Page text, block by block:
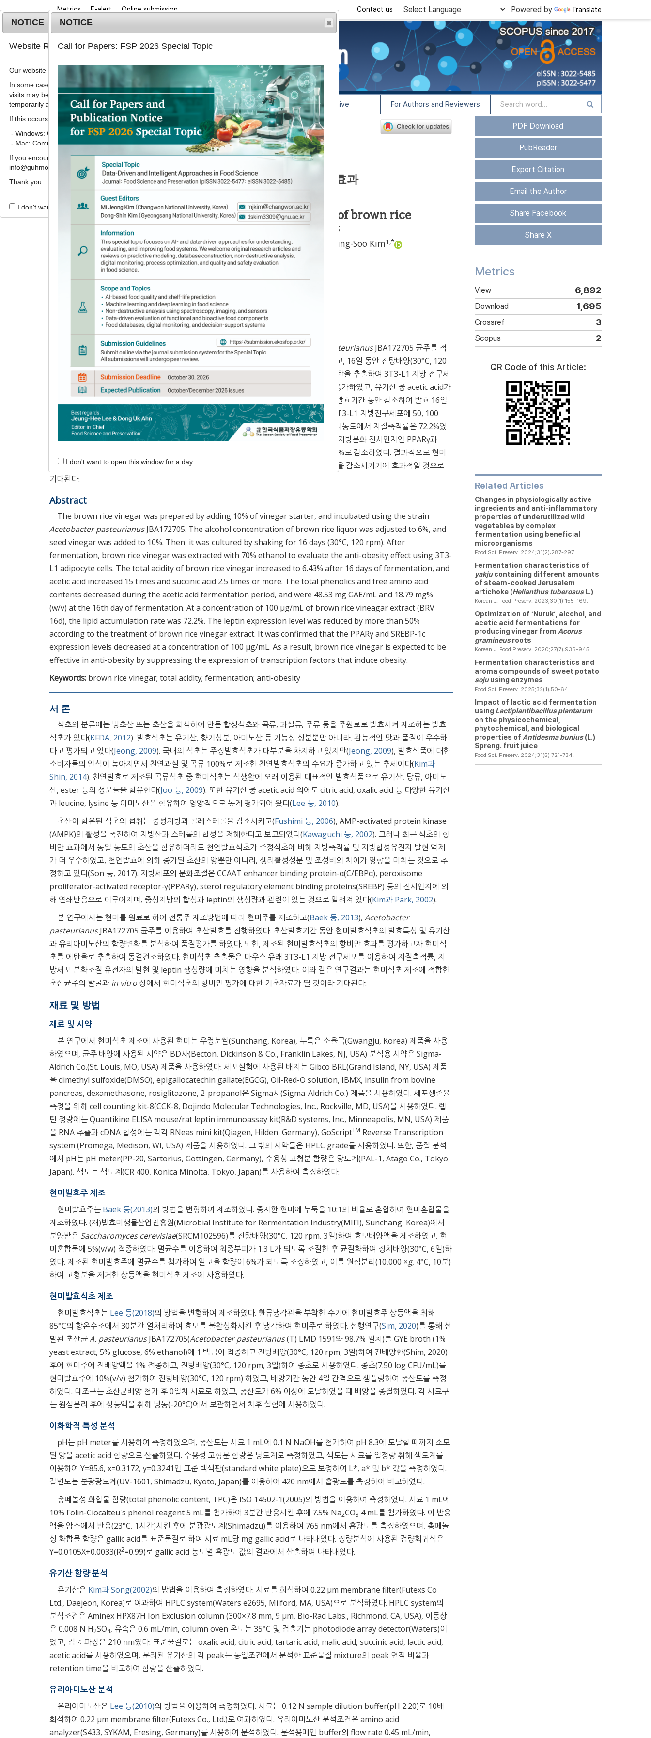
Metrics E-alert Online submission Powered by Translate
Contact us
Home Journal Info Article Archive For Authors and Reviewers
Korean J. Food Preserv.2021;28 (3):
425
pISSN: 1738-7248, eISSN: 2287-7428
DOI:https://doi.org/10.11002/kjfp.2021.28.3.416
Article
현미발효식초의 발효특성 및 3T3-L1 지방세포 분화억제 효과
1 오현화1,정도연 2 1 1,*
Fermentation characteristics and inhibitory effect of brown rice
vinegar on adipocyte differentiation in 3T3-L1 cells
Eun Ah Sim ,Hyeon Hwa Oh1,Do Youn Jeong2,Geun-Seoup Song Young-Soo Kim1 ,*
Author Information & Copyright▼
Received:Jan 15, 2021; Revised:Mar 22, 2021; Accepted:Mar 23, 2021
Published Online: Jun 30, 2021
현미를 주원료로 하여 누룩과 효모를 이용하여 현미주를 제조하였고,Acetobacter pasteurianusJBA172705 균주를 적
용하여 종초를 제조하였다. 현미주의 알코올 농도는 6%로 조정하여 종초를 10% 첨가하였고, 16일 동안 진탕배양(30°C, 120
rpm)하여 발효기간에 따른 발효특성을 분석하였다. 또한 초산발효 16일차 시료를 70% 에탄올 추출하여 3T3-L1 지방 전구세
포를 이용한 항비만 효과를 평가하였다. 현미발효식초는 발효 16일 후 총산도가 6.43%로 증가하였고, 유기산 중 acetic acid가
15배, succinic acid가 2.5배 이상 증가하였다. 총페놀성 함량과 유리아미노산 함량은 초산발효기간 동안 감소하여 발효 16일
차에 각각 48.53 mg GAE/mL와 18.79 mg%(w/v)였다. 현미식초 발효 16일차 추출물을 3T3-L1 지방전구세포에 50, 100
μg/mL의 농도로 처리하였을 때, 농도 의존적으로 지질축적률이 감소하여 100 μg/mL 처리농도에서 지질축적률은 72.2%였
다. 렙틴 농도는 비처리구에 비해 50% 이상 감소하였지만 농도 의존적인 유의차는 없었다. 지방분화 전사인자인 PPARγ과
SREBP-1c 발현량은 BRV 16d(100 μg/mL) 처리 시 비처리구에 비해 각각 81.35%와 74.5%로 감소하였다. 결과적으로 현미
식초 추출물인 BRV 16d의 항비만 효과는 지질축적을 억제하고 지방분화 전사인자의 발현을 감소시키기에 효과적일 것으로
기대된다.
Abstract
The brown rice vinegar was prepared by adding 10% of vinegar starter, and incubated using the strain
Acetobacter pasteurianusJBA172705. The alcohol concentration of brown rice liquor was adjusted to 6%, and
seed vinegar was added to 10%. Then, it was cultured by shaking for 16 days (30°C, 120 rpm). After
fermentation, brown rice vinegar was extracted with 70% ethanol to evaluate the anti-obesity effect using 3T3-
L1 adipocyte cells. The total acidity of brown rice vinegar increased to 6.43% after 16 days of fermentation, and
acetic acid increased 15 times and succinic acid 2.5 times or more. The total phenolics and free amino acid
contents decreased during the acetic acid fermentation period, and were 48.53 mg GAE/mL and 18.79 mg%
(w/v) at the 16th day of fermentation. At a concentration of 100 μg/mL of brown rice vineagar extract (BRV
16d), the lipid accumulation rate was 72.2%. The leptin expression level was reduced by more than 50%
according to the treatment of brown rice vinegar extract. It was confirmed that the PPARγ and SREBP-1c
expression levels decreased at a concentration of 100 μg/mL. As a result, brown rice vinegar is expected to be
effective in anti-obesity by suppressing the expression of transcription factors that induce obesity.
Keywords: brown rice vinegar; total acidity; fermentation; anti-obesity
서 론
식초의 분류에는 빙초산 또는 초산을 희석하여 만든 합성식초와 곡류, 과실류, 주류 등을 주원료로 발효시켜 제조하는 발효
식초가 있다(KFDA, 2012). 발효식초는 유기산, 향기성분, 아미노산 등 기능성 성분뿐만 아니라, 관능적인 맛과 품질이 우수하
다고 평가되고 있다(Jeong, 2009). 국내의 식초는 주정발효식초가 대부분을 차지하고 있지만(Jeong, 2009), 발효식품에 대한
소비자들의 인식이 높아지면서 천연과실 및 곡류 100%로 제조한 천연발효식초의 수요가 증가하고 있는 추세이다(Kim과
Shin, 2014). 천연발효로 제조된 곡류식초 중 현미식초는 식생활에 오래 이용된 대표적인 발효식품으로 유기산, 당류, 아미노
산, ester 등의 성분들을 함유한다(Joo 등, 2009). 또한 유기산 중 acetic acid 외에도 citric acid, oxalic acid 등 다양한 유기산
과 leucine, lysine 등 아미노산을 함유하여 영양적으로 높게 평가되어 왔다(Lee 등, 2010).
초산이 함유된 식초의 섭취는 중성지방과 콜레스테롤을 감소시키고(Fushimi 등, 2006), AMP-activated protein kinase
(AMPK)의 활성을 촉진하여 지방산과 스테롤의 합성을 저해한다고 보고되었다(Kawaguchi 등, 2002). 그러나 최근 식초의 항
비만 효과에서 동일 농도의 초산을 함유하더라도 천연발효식초가 주정식초에 비해 지방축적률 및 지방합성유전자 발현 억제
가 더 우수하였고, 천연발효에 의해 증가된 초산의 양뿐만 아니라, 생리활성성분 및 조성비의 차이가 영향을 미치는 것으로 추
정하고 있다(Son 등, 2017). 지방세포의 분화조절은 CCAAT enhancer binding protein-α(C/EBPα), peroxisome
proliferator-activated receptor-γ(PPARγ), sterol regulatory element binding proteins(SREBP) 등의 전사인자에 의
해 연쇄반응으로 이루어지며, 중성지방의 합성과 leptin의 생성량과 관련이 있는 것으로 알려져 있다(Kim과 Park, 2002).
본 연구에서는 현미를 원료로 하여 전통주 제조방법에 따라 현미주를 제조하고(Baek 등, 2013), Acetobacter
pasteurianusJBA172705 균주를 이용하여 초산발효를 진행하였다. 초산발효기간 동안 현미발효식초의 발효특성 및 유기산
과 유리아미노산의 함량변화를 분석하여 품질평가를 하였다. 또한, 제조된 현미발효식초의 항비만 효과를 평가하고자 현미식
초를 에탄올로 추출하여 동결건조하였다. 현미식초 추출물은 마우스 유래 3T3-L1 지방 전구세포를 이용하여 지질축적률, 지
방세포 분화조절 유전자의 발현 및 leptin 생성량에 미치는 영향을 분석하였다. 이와 같은 연구결과는 현미식초 제조에 적합한
초산균주의 발굴과 in vitro상에서 현미식초의 항비만 평가에 대한 기초자료가 될 것이라 기대된다.
재료 및 방법
재료 및 시약
본 연구에서 현미식초 제조에 사용된 현미는 우렁눈쌀(Sunchang, Korea), 누룩은 소율곡(Gwangju, Korea) 제품을 사용
하였으며, 균주 배양에 사용된 시약은 BD사(Becton, Dickinson & Co., Franklin Lakes, NJ, USA) 분석용 시약은 Sigma-
Aldrich Co.(St. Louis, MO, USA) 제품을 사용하였다. 세포실험에 사용된 배지는 Gibco BRL(Grand Island, NY, USA) 제품
을 dimethyl sulfoxide(DMSO), epigallocatechin gallate(EGCG), Oil-Red-O solution, IBMX, insulin from bovine
pancreas, dexamethasone, rosiglitazone, 2-propanol은 Sigma사(Sigma-Aldrich Co.) 제품을 사용하였다. 세포생존율
측정을 위해 cell counting kit-8(CCK-8, Dojindo Molecular Technologies, Inc., Rockville, MD, USA)을 사용하였다. 렙
틴 정량에는 Quantikine ELISA mouse/rat leptin immunoassay kit(R&D systems, Inc., Minneapolis, MN, USA) 제품
을 RNA 추출과 cDNA 합성에는 각각 RNeas mini kit(Qiagen, Hilden, Germany), GoScriptTM Reverse Transcription
system (Promega, Medison, WI, USA) 제품을 사용하였다. 그 밖의 시약들은 HPLC grade를 사용하였다. 또한, 품질 분석
에서 pH는 pH meter(PP-20, Sartorius, Göttingen, Germany), 수용성 고형분 함량은 당도계(PAL-1, Atago Co., Tokyo,
Japan), 색도는 색도계(CR 400, Konica Minolta, Tokyo, Japan)를 사용하여 측정하였다.
현미발효주 제조
현미발효주는 Baek 등(2013)의 방법을 변형하여 제조하였다. 증자한 현미에 누룩을 10:1의 비율로 혼합하여 현미혼합물을
제조하였다. (재)발효미생물산업진흥원(Microbial Institute for Rermentation Industry(MIFI), Sunchang, Korea)에서
분양받은 Saccharomyces cerevisiae(SRCM102596)를 진탕배양(30°C, 120 rpm, 3일)하여 효모배양액을 제조하였고, 현
미혼합물에 5%(v/w) 접종하였다. 멸균수를 이용하여 최종부피가 1.3 L가 되도록 조절한 후 균질화하여 정치배양(30°C, 6일)하
였다. 제조된 현미발효주에 멸균수를 첨가하여 알코올 함량이 6%가 되도록 조정하였고, 이를 원심분리(10,000 ×g, 4°C, 10분)
하여 고형분을 제거한 상등액을 현미식초 제조에 사용하였다.
현미발효식초 제조
현미발효식초는 Lee 등(2018)의 방법을 변형하여 제조하였다. 환류냉각관을 부착한 수기에 현미발효주 상등액을 취해
85°C의 항온수조에서 30분간 열처리하여 효모를 불활성화시킨 후 냉각하여 현미주로 하였다. 선행연구(Sim, 2020)를 통해 선
발된 초산균A. pasteurianusJBA172705(Acetobacter pasteurianus(T) LMD 1591와 98.7% 일치)를 GYE broth (1%
yeast extract, 5% glucose, 6% ethanol)에 1 백금이 접종하고 진탕배양(30°C, 120 rpm, 3일)하여 전배양한(Shim, 2020)
후에 현미주에 전배양액을 1% 접종하고, 진탕배양(30°C, 120 rpm, 3일)하여 종초로 사용하였다. 종초(7.50 log CFU/mL)를
현미발효주에 10%(v/v) 첨가하여 진탕배양(30°C, 120 rpm) 하였고, 배양기간 동안 4일 간격으로 샘플링하여 총산도를 측정
하였다. 대조구는 초산균배양 첨가 후 0일차 시료로 하였고, 총산도가 6% 이상에 도달하였을 때 배양을 종결하였다. 각 시료구
는 원심분리 후에 상등액을 취해 냉동(-20°C)에서 보관하면서 차후 실험에 사용하였다.
이화학적 특성 분석
pH는 pH meter를 사용하여 측정하였으며, 총산도는 시료 1 mL에 0.1 N NaOH를 첨가하여 pH 8.3에 도달할 때까지 소모
된 양을 acetic acid 함량으로 산출하였다. 수용성 고형분 함량은 당도계로 측정하였고, 색도는 시료를 일정량 취해 색도계를
이용하여 Y=85.6, x=0.3172, y=0.3241인 표준 백색판(standard white plate)으로 보정하여 L*, a* 및 b* 값을 측정하였다.
갈변도는 분광광도계(UV-1601, Shimadzu, Kyoto, Japan)를 이용하여 420 nm에서 흡광도를 측정하여 비교하였다.
총페놀성 화합물 함량(total phenolic content, TPC)은 ISO 14502-1(2005)의 방법을 이용하여 측정하였다. 시료 1 mL에
10% Folin-Ciocalteu's phenol reagent 5 mL를 첨가하여 3분간 반응시킨 후에 7.5% Na2CO3 4 mL를 첨가하였다. 이 반응
액을 암소에서 반응(23°C, 1시간)시킨 후에 분광광도계(Shimadzu)를 이용하여 765 nm에서 흡광도를 측정하였으며, 총페놀
성 화합물 함량은 gallic acid를 표준물질로 하여 시료 mL당 mg gallic acid로 나타내었다. 정량분석에 사용된 검량회귀식은
Y=0.0105X+0.0033(R2=0.99)로 gallic acid 농도별 흡광도 값의 결과에서 산출하여 나타내었다.
유기산 함량 분석
유기산은 Kim과 Song(2002)의 방법을 이용하여 측정하였다. 시료를 희석하여 0.22 μm membrane filter(Futexs Co
Ltd., Daejeon, Korea)로 여과하여 HPLC system(Waters e2695, Milford, MA, USA)으로 분석하였다. HPLC system의
분석조건은 Aminex HPX87H Ion Exclusion column (300×7.8 mm, 9 μm, Bio-Rad Labs., Richmond, CA, USA), 이동상
은 0.008 N H2SO4, 유속은 0.6 mL/min, column oven 온도는 35°C 및 검출기는 photodiode array detector(Waters)이
었고, 검출 파장은 210 nm였다. 표준물질로는 oxalic acid, citric acid, tartaric acid, malic acid, succinic acid, lactic acid,
acetic acid를 사용하였으며, 분리된 유기산의 각 peak는 동일조건에서 분석한 표준물질 mixture의 peak 면적 비율과
retention time을 비교하여 함량을 산출하였다.
유리아미노산 분석
유리아미노산은 Lee 등(2010)의 방법을 이용하여 측정하였다. 시료는 0.12 N sample dilution buffer(pH 2.20)로 10배
희석하여 0.22 μm membrane filter(Futexs Co., Ltd.)로 여과하였다. 유리아미노산 분석조건은 amino acid
analyzer(S433, SYKAM, Eresing, Germany)를 사용하여 분석하였다. 분석용매인 buffer의 flow rate 0.45 mL/min,
PDF Download
PubReader
Export Citation
Email the Author
Share Facebook
Share X
Metrics
View 6,892
Download 1,695
Crossref 3
Scopus 2
QR Code of this Article:
Related Articles
Changes in physiologically active
ingredients and anti-inflammatory
properties of underutilized wild
vegetables by complex
fermentation using beneficial
microorganisms
Food Sci. Preserv. 2024;31(2):287-297.
Fermentation characteristics of
yakjucontaining different amounts
of steam-cooked Jerusalem
artichoke (Helianthus tuberosusL.)
Korean J. Food Preserv. 2023;30(1):155-169.
Optimization of ‘Nuruk’, alcohol, and
acetic acid fermentations for
producing vinegar from Acorus
gramineusroots
Korean J. Food Preserv. 2020;27(7):936-945.
Fermentation characteristics and
aroma compounds of sweet potato
sojuusing enzymes
Food Sci. Preserv. 2025;32(1):50-64.
Impact of lactic acid fermentation
using Lactiplantibacillus plantarum
on the physicochemical,
phytochemical, and biological
properties of Antidesma bunius(L.)
Spreng. fruit juice
Food Sci. Preserv. 2024;31(5):721-734.
NOTICE
Website Renewal Notice
Our website has recently been renewed.
In some cases, images, CSS files, or other settings saved in your browser from previous
visits may be reused instead of downloading the latest files. As a result, some pages may
temporarily appear incorrectly or may not display properly.
If this occurs, please perform a hard refresh.
- Windows: Ctrl + F5
- Mac: Command + Shift + R
If you encounter any errors or difficulties while using the website, please contact us at
info@guhmok.com.
Thank you.
I don't want to open this window for a day.
NOTICE
Call for Papers: FSP 2026 Special Topic
I don't want to open this window for a day.